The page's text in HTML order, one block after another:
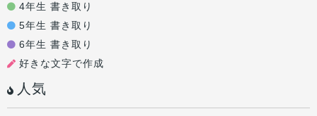
4年生 書き取り
5年生 書き取り
6年生 書き取り
好きな文字で作成
人気